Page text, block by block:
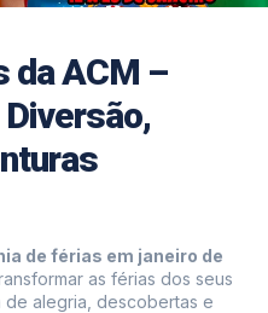
da ACM –
de férias em janeiro de
as férias dos seus
de alegria, descobertas e